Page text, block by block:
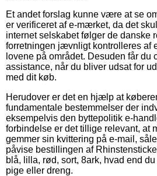
Et andet forslag kunne være at se
er verificeret af e-mærket, da det
internet selskabet følger de danske
forretningen jævnligt kontrolleres af
lovene på området. Desuden får du
assistance, når du bliver udsat for
med dit køb.
Herudover er det en hjælp at
fundamentale bestemmelser der
eksempelvis den byttepolitik e-
forbindelse er det tillige relevant, at
gemmer sin kvittering på e-mail,
påvise bestillingen af
blå, lilla, rød, sort, 8ark, hvad end
pige eller dreng.